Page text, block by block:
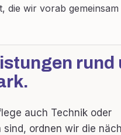
die wir vorab gemeinsam
rund
auch Technik oder
sind, ordnen wir die